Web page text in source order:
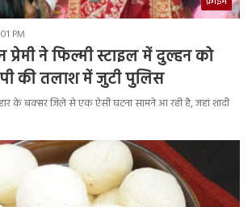
PM
ने फिल्मी स्टाइल में दुल्हन को
की तलाश में जुटी पुलिस
के बक्सर जिले से एक ऐसी घटना सामने आ रही है, जहां शादी